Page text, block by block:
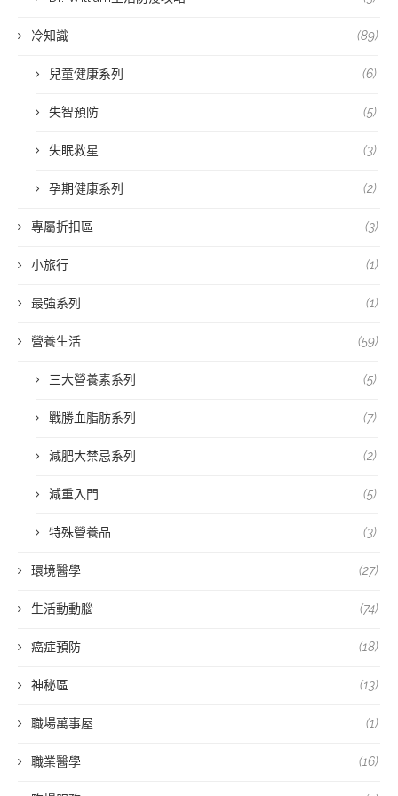
冷知識 (89)
兒童健康系列 (6)
失智預防 (5)
失眠救星 (3)
孕期健康系列 (2)
專屬折扣區 (3)
小旅行 (1)
最強系列 (1)
營養生活 (59)
三大營養素系列 (5)
戰勝血脂肪系列 (7)
減肥大禁忌系列 (2)
減重入門 (5)
特殊營養品 (3)
環境醫學 (27)
生活動動腦 (74)
癌症預防 (18)
神秘區 (13)
職場萬事屋 (1)
職業醫學 (16)